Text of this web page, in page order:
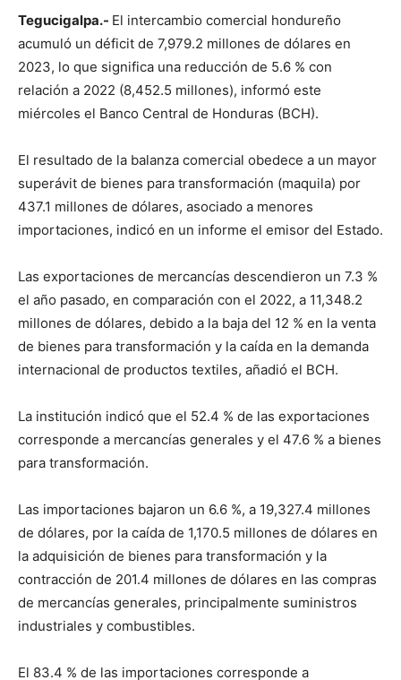
Tegucigalpa.- El intercambio comercial hondureño
acumuló un déficit de 7,979.2 millones de dólares en
2023, lo que significa una reducción de 5.6 % con
relación a 2022 (8,452.5 millones), informó este
miércoles el Banco Central de Honduras (BCH).
El resultado de la balanza comercial obedece a un mayor
superávit de bienes para transformación (maquila) por
437.1 millones de dólares, asociado a menores
importaciones, indicó en un informe el emisor del Estado.
Las exportaciones de mercancías descendieron un 7.3 %
el año pasado, en comparación con el 2022, a 11,348.2
millones de dólares, debido a la baja del 12 % en la venta
de bienes para transformación y la caída en la demanda
internacional de productos textiles, añadió el BCH.
La institución indicó que el 52.4 % de las exportaciones
corresponde a mercancías generales y el 47.6 % a bienes
para transformación.
Las importaciones bajaron un 6.6 %, a 19,327.4 millones
de dólares, por la caída de 1,170.5 millones de dólares en
la adquisición de bienes para transformación y la
contracción de 201.4 millones de dólares en las compras
de mercancías generales, principalmente suministros
industriales y combustibles.
El 83.4 % de las importaciones corresponde a